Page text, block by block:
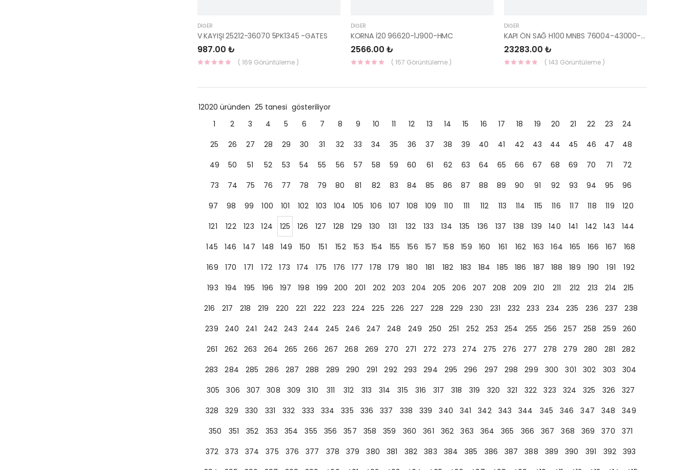
DIĞER
V KAYIŞI 25212-36070 5PK1345 -GATES
987.00 ₺
( 169 Görüntüleme )
DIĞER
KORNA İ20 96620-1J900-HMC
2566.00 ₺
( 157 Görüntüleme )
DIĞER
KAPI ÖN SAĞ H100 MNBS 76004-43000-HMC
23283.00 ₺
( 143 Görüntüleme )
12020 üründen 25 tanesi gösteriliyor
1
2 3 4 5 6 7 8 9 10 11 12 13 14 15 16 17 18 19 20 21 22 23
24
25
26 27 28 29 30 31 32 33 34 35 36 37 38 39 40 41 42 43 44 45 46 47
48
49
50 51 52 53 54 55 56 57 58 59 60 61 62 63 64 65 66 67 68 69 70 71
72
73
74 75 76 77 78 79 80 81 82 83 84 85 86 87 88 89 90 91 92 93 94 95
96
97
98 99 100 101 102 103 104 105 106 107 108 109 110 111 112 113 114 115 116 117 118 119
120
121
122 123 124 125 126 127 128 129 130 131 132 133 134 135 136 137 138 139 140 141 142 143
144
145
146 147 148 149 150 151 152 153 154 155 156 157 158 159 160 161 162 163 164 165 166 167
168
169
170 171 172 173 174 175 176 177 178 179 180 181 182 183 184 185 186 187 188 189 190 191
192
193
194 195 196 197 198 199 200 201 202 203 204 205 206 207 208 209 210 211 212 213 214
215
216
217 218 219 220 221 222 223 224 225 226 227 228 229 230 231 232 233 234 235 236 237
238
239
240 241 242 243 244 245 246 247 248 249 250 251 252 253 254 255 256 257 258 259
260
261
262 263 264 265 266 267 268 269 270 271 272 273 274 275 276 277 278 279 280 281
282
283
284 285 286 287 288 289 290 291 292 293 294 295 296 297 298 299 300 301 302 303
304
305
306 307 308 309 310 311 312 313 314 315 316 317 318 319 320 321 322 323 324 325 326
327
328
329 330 331 332 333 334 335 336 337 338 339 340 341 342 343 344 345 346 347 348
349
350
351 352 353 354 355 356 357 358 359 360 361 362 363 364 365 366 367 368 369 370
371
372
373 374 375 376 377 378 379 380 381 382 383 384 385 386 387 388 389 390 391 392
393